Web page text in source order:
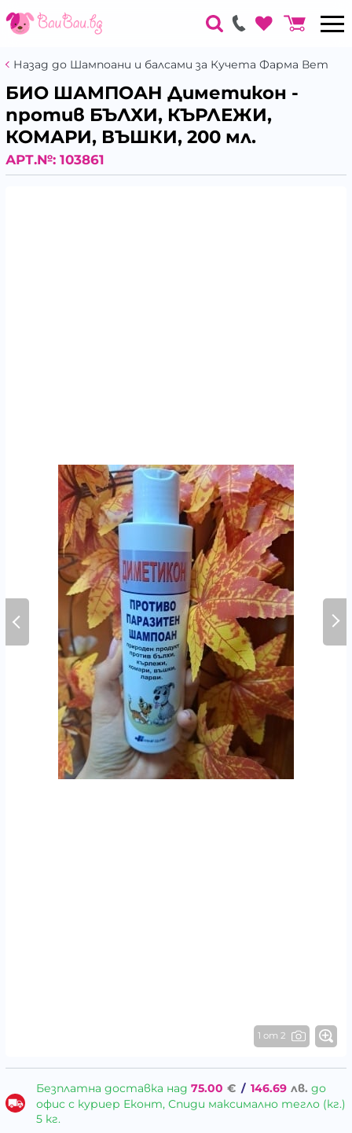
Назад до Шампоани и балсами за Кучета Фарма Вет
БИО ШАМПОАН Диметикон -
против БЪЛХИ, КЪРЛЕЖИ,
КОМАРИ, ВЪШКИ, 200 мл.
АРТ.№: 103861
1 от 2
Безплатна доставка над 75.00 € / 146.69 лв. до
офис с куриер Еконт, Спиди максимално тегло (кг.)
5 кг.